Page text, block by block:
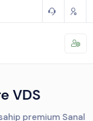
Sanal